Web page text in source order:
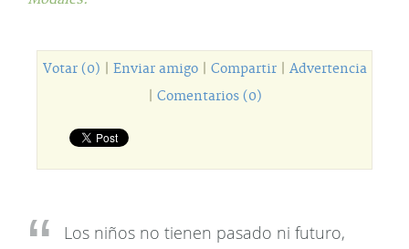
Votar (0) Enviar amigo| Compartir| Advertencia
Comentarios (0)
Los niños no tienen pasado ni futuro,